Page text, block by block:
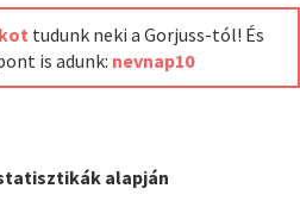
tudunk neki a Gorjuss-tól! És
is adunk: nevnap10
alapján